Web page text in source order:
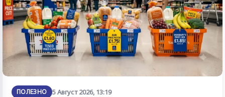
ПОЛЕЗНО 5 Август 2026, 13:19